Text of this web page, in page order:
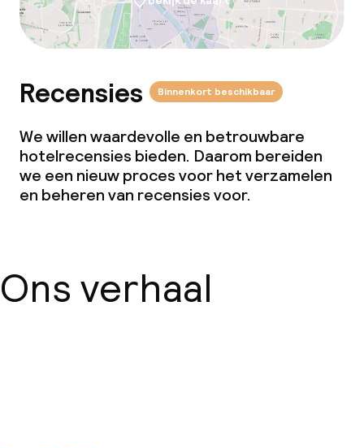
Recensies Binnenkort beschikbaar
We willen waardevolle en betrouwbare
hotelrecensies bieden. Daarom bereiden
we een nieuw proces voor het verzamelen
en beheren van recensies voor.
Ons verhaal